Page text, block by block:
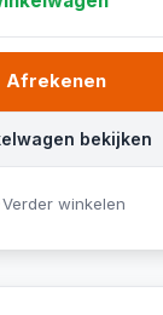
bekijken
Afrekenen
Verder winkelen